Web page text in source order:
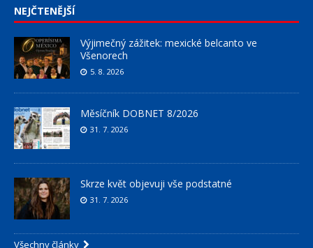
NEJČTENĚJŠÍ
Výjimečný zážitek: mexické belcanto ve
Všenorech
5. 8. 2026
Měsíčník DOBNET 8/2026
31. 7. 2026
Skrze květ objevuji vše podstatné
31. 7. 2026
Všechny články